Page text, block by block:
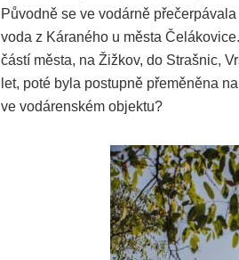
Původně se ve vodárně
voda z Káraného u města
částí města, na Žižkov, do Strašnic,
let, poté byla postupně přeměněna
ve vodárenském objektu?